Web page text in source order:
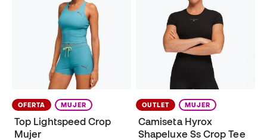
OFERTA MUJER
Top Lightspeed Crop
Mujer
OUTLET MUJER
Camiseta Hyrox
Shapeluxe Ss Crop Tee